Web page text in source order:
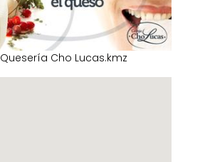
Quesería Cho Lucas.kmz